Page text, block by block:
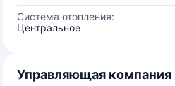
Система отопления:
Центральное
Управляющая компания